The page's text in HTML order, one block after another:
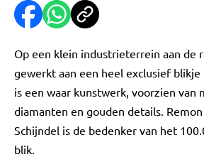
Op een klein industrieterrein aan de
gewerkt aan een heel exclusief blikje
is een waar kunstwerk, voorzien van
diamanten en gouden details.
Schijndel is de bedenker van het
blik.